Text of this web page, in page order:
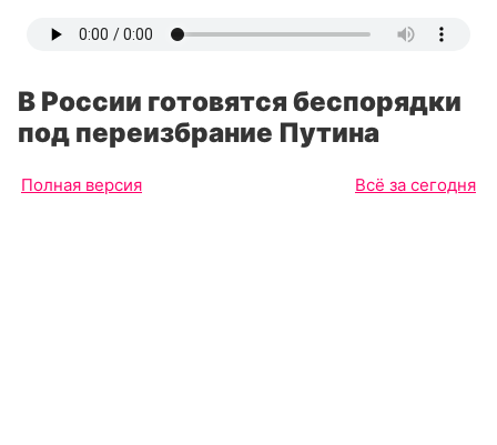
В России готовятся беспорядки
под переизбрание Путина
Полная версия Всё за сегодня